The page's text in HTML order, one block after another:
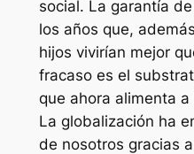
social. La garantía
los años que,
hijos vivirían mejor
fracaso es el
que ahora alimenta
La globalización ha
de nosotros gracias